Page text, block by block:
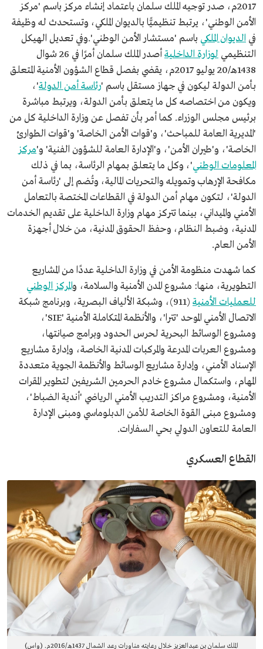
2017م، صدر توجيه الملك سلمان باعتماد إنشاء مركز باسم 'مركز
الأمن الوطني'، يرتبط تنظيميًّا بالديوان الملكي، وتستحدث له وظيفة
في الديوان الملكي باسم 'مستشار الأمن الوطني'.وفي تعديل الهيكل
التنظيمي لوزارة الداخلية
أصدر الملك سلمان أمرًا في 26 شوال
1438هـ/20 يوليو 2017م، يقضي بفصل قطاع الشؤون الأمنية المتعلق
بأمن الدولة ليكون في جهاز مستقل باسم 'رئاسة أمن الدولة'،
ويكون من اختصاصه كل ما يتعلق بأمن الدولة، ويرتبط مباشرة
برئيس مجلس الوزراء. كما أمر بأن تفصل عن وزارة الداخلية كل من
'المديرية العامة للمباحث'، و'قوات الأمن الخاصة' و'قوات الطوارئ
الخاصة'، و'طيران الأمن'، و'الإدارة العامة للشؤون الفنية' و'مركز
المعلومات الوطني'، وكل ما يتعلق بمهام الرئاسة، بما في ذلك
مكافحة الإرهاب وتمويله والتحريات المالية، وتُضم إلى 'رئاسة أمن
الدولة'، لتكون مهام أمن الدولة في القطاعات المختصة بالتعامل
الأمني والميداني، بينما تتركز مهام وزارة الداخلية على تقديم الخدمات
المدنية، وضبط النظام، وحفظ الحقوق المدنية، من خلال أجهزة
الأمن العام.
كما شهدت منظومة الأمن في وزارة الداخلية عددًا من المشاريع
التطويرية، منها: مشروع المدن الأمنية والسلامة، والمركز الوطني
للعمليات الأمنية
(911)، وشبكة الألياف البصرية، وبرنامج شبكة
الاتصال الأمني الموحد 'تترا'، والأنظمة المتكاملة الأمنية 'SIE'،
ومشروع الوسائط البحرية لحرس الحدود وبرامج صيانتها،
ومشروع العربات المدرعة والمركبات المدنية الخاصة، وإدارة مشاريع
الإسناد الأمني، وإدارة مشاريع الوسائط والأنظمة الجوية متعددة
المهام، واستكمال مشروع خادم الحرمين الشريفين لتطوير المقرات
الأمنية، ومشروع مراكز التدريب الأمني الرياضي 'أندية الضباط'،
ومشروع مبنى القوة الخاصة للأمن الدبلوماسي ومبنى الإدارة
العامة للتعاون الدولي بحي السفارات.
القطاع العسكري
الملك سلمان بن عبدالعزيز خلال رعايته مناورات رعد الشمال 1437هـ/2016م. (واس)